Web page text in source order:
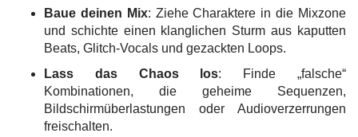
Baue deinen Mix: Ziehe Charaktere in die Mixzone
und schichte einen klanglichen Sturm aus kaputten
Beats, Glitch-Vocals und gezackten Loops.
Lass das Chaos los: Finde „falsche“
Kombinationen, die geheime Sequenzen,
Bildschirmüberlastungen oder Audioverzerrungen
freischalten.